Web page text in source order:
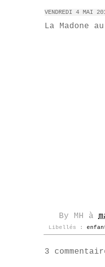
VENDREDI 4 MAI
La Madone
By MH à
Libellés :
3